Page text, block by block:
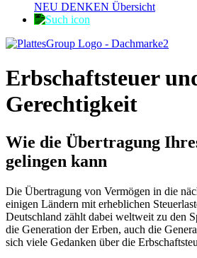
NEU DENKEN Übersicht
Erbschaftsteuer
Gerechtigkeit
Wie die Übertragung
gelingen kann
Die Übertragung von Vermögen in die
einigen Ländern mit erheblichen
Deutschland zählt dabei weltweit zu den
die Generation der Erben, auch die
sich viele Gedanken über die